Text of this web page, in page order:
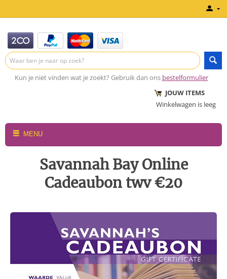
Kun je niet vinden wat je zoekt? Gebruik dan ons bestelformulier
JOUW ITEMS
Winkelwagen is leeg
MENU
Savannah Bay Online
Cadeaubon twv €20